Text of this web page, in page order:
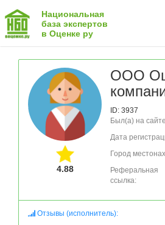
Национальная
база экспертов
в Оценке ру
4.88
ООО
ID: 3937
Был(а) на
Дата
Город
Реферальная
ссылка:
Отзывы (исполнитель):